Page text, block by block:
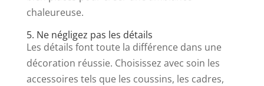
chaleureuse.
5. Ne négligez pas les détails
Les détails font toute la différence dans une
décoration réussie. Choisissez avec soin les
accessoires tels que les coussins, les cadres,